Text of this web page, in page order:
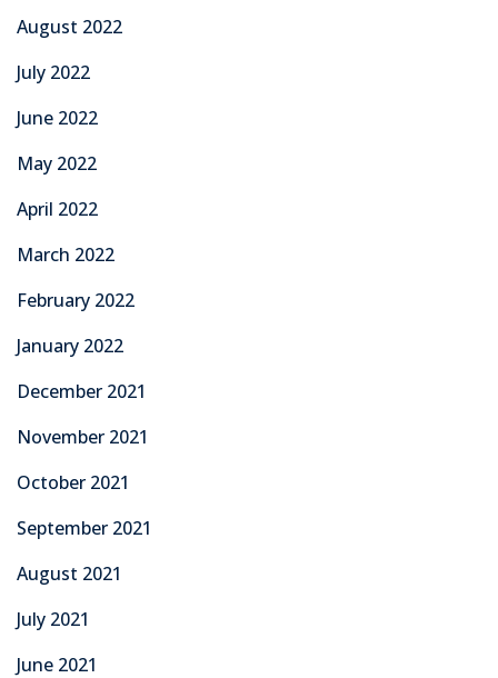
August 2022
July 2022
June 2022
May 2022
April 2022
March 2022
February 2022
January 2022
December 2021
November 2021
October 2021
September 2021
August 2021
July 2021
June 2021